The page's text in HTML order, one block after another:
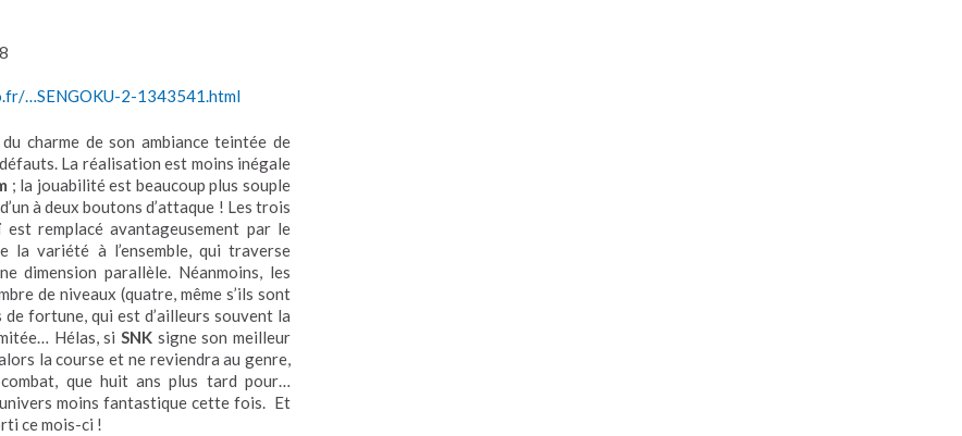
…SENGOKU-2-1343541.html
charme de son ambiance teintée de
La réalisation est moins inégale
; la jouabilité est beaucoup plus souple
à deux boutons d’attaque ! Les trois
remplacé avantageusement par le
la variété à l’ensemble, qui traverse
dimension parallèle. Néanmoins, les
de niveaux (quatre, même s’ils sont
fortune, qui est d’ailleurs souvent la
Hélas, siSNK signe son meilleur
la course et ne reviendra au genre,
que huit ans plus tard pour…
univers moins fantastique cette fois. Et
ce mois-ci !